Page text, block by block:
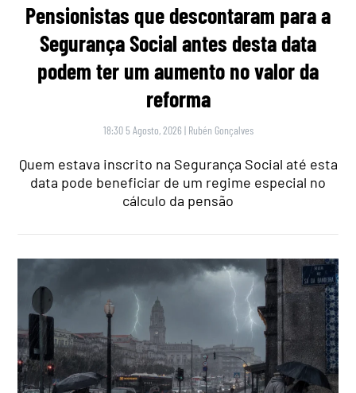
Pensionistas que descontaram para a
Segurança Social antes desta data
podem ter um aumento no valor da
reforma
18:30 5 Agosto, 2026 | Rubén Gonçalves
Quem estava inscrito na Segurança Social até esta
data pode beneficiar de um regime especial no
cálculo da pensão